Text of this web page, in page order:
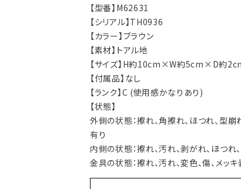
【型番】M62631
【シリアル】TH0936
【カラー】ブラウン
【素材】トアル地
【サイズ】H約10cm×W約5cm×D約
【付属品】なし
【ランク】C (使用感かなりあり)
【状態】
外側の状態：擦れ、角擦れ、ほつれ、型崩
有り
内側の状態：擦れ、汚れ、剥がれ、ほつれ
金具の状態：擦れ、汚れ、変色、傷、メッ